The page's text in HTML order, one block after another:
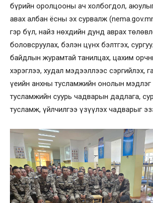
бүрийн оролцооны ач холбогдол,
авах албан ёсны эх сурвалж
гэр бүл, найз нөхдийн дунд аврах
боловсруулах, бэлэн цүнх бэлтгэх,
байдлын журамтай танилцах, цахим
хэрэглээ, худал мэдээллээс сэргийлэх,
үеийн анхны тусламжийн онолын
тусламжийн суурь чадварын дадлага,
тусламж, үйлчилгээ үзүүлэх чадварыг